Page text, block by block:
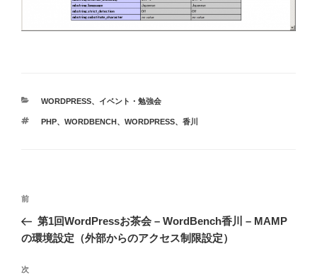
カ
ゴ
WORDPRESS、 イベント・勉強会
タ
PHP、 WORDBENCH、 WORDPRESS、 香川
投
ナ
ゲ
前
の
投
前
第1回WordPressお茶会 – WordBench香川 – MAMP
の環境設定（外部からのアクセス制限設定）
次
次